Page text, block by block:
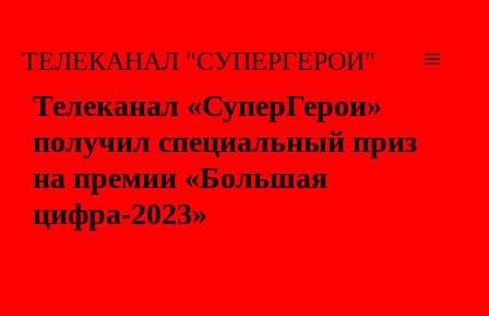
содержимому
ТЕЛЕКАНАЛ "СУПЕРГЕРОИ" МЕНЮ
Телеканал «СуперГерои»
получил специальный приз
на премии «Большая
цифра-2023»